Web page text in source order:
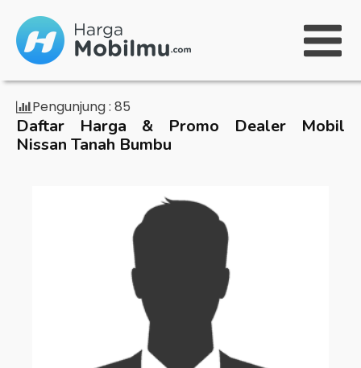
Pengunjung : 85
Daftar Harga & Promo Dealer Mobil
Nissan Tanah Bumbu